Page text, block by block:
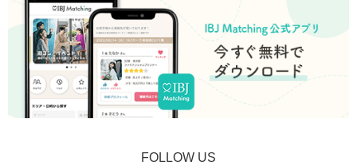
お話しが弾むこと間違いなし♡
1対1で全員とお話しできる
お1人当たり5～8分程度のトークタイム
もっとお話ししたいと思った方には
2次会へお誘いしてみてくださいね♪
FOLLOW US